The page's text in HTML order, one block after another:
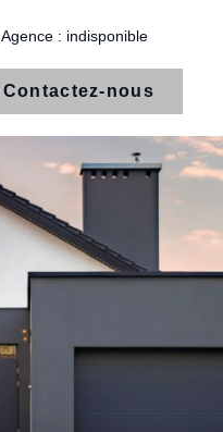
Agence : indisponible
Contactez-nous